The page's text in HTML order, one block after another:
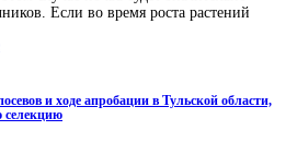
Если во время роста растений
и ходе апробации в Тульской области,
селекцию